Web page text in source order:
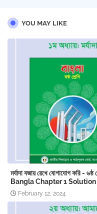
YOU MAY LIKE
মর্যাদা বজায় রেখে যোগাযোগ করি -
Bangla Chapter 1 ‍Solution
February 12, 2024